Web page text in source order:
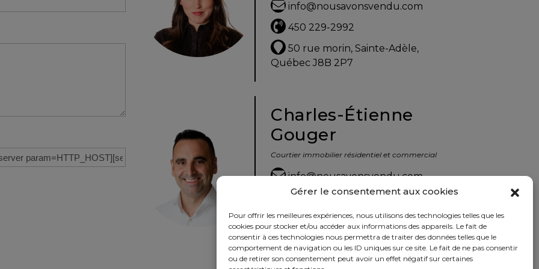
Gérer le consentement aux cookies
Pour offrir les meilleures expériences, nous utilisons des technologies telles que les
cookies pour stocker et/ou accéder aux informations des appareils. Le fait de
consentir à ces technologies nous permettra de traiter des données telles que le
comportement de navigation ou les ID uniques sur ce site. Le fait de ne pas consentir
ou de retirer son consentement peut avoir un effet négatif sur certaines
info@nousavonsvendu.com
450 229-2992
50 rue morin, Sainte-Adèle,
Québec J8B 2P7
Charles-Étienne
Gouger
Courtier immobilier résidentiel et commercial
info@nousavonsvendu.com
450 229-2992
50 rue morin, Sainte-Adèle,
Québec J8B 2P7